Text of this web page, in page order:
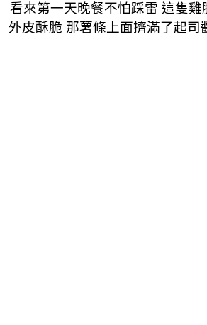
看來第一天晚餐不怕踩雷 這隻雞
外皮酥脆 那薯條上面擠滿了起司